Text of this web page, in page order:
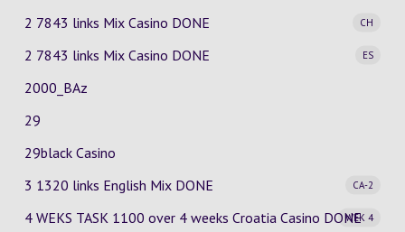
2 7843 links Mix Casino
CH
DONE
2 7843 links Mix Casino
ES
DONE
2000_BAz
29
29black Casino
3 1320 links English Mix
CA-2
DONE
4 WEKS TASK 1100 over 4 weeks Croatia Casino
WEK 4
DONE